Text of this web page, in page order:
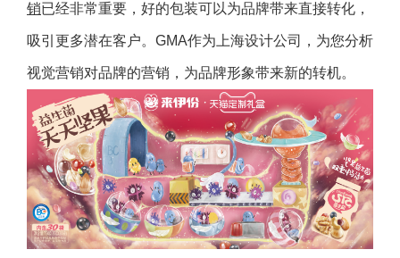
销已经非常重要，好的包装可以为品牌带来直接转化，
吸引更多潜在客户。GMA作为上海设计公司，为您分析
视觉营销对品牌的营销，为品牌形象带来新的转机。